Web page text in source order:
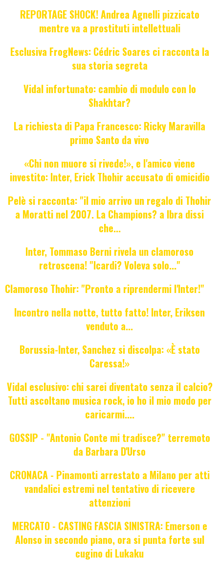
REPORTAGE SHOCK! Andrea Agnelli pizzicato
mentre va a prostituti intellettuali
Esclusiva FrogNews: Cédric Soares ci racconta la
sua storia segreta
Vidal infortunato: cambio di modulo con lo
Shakhtar?
La richiesta di Papa Francesco: Ricky Maravilla
primo Santo da vivo
«Chi non muore si rivede!», e l'amico viene
investito: Inter, Erick Thohir accusato di omicidio
Pelè si racconta: "il mio arrivo un regalo di Thohir
a Moratti nel 2007. La Champions? a Ibra dissi
che...
Inter, Tommaso Berni rivela un clamoroso
retroscena! "Icardi? Voleva solo..."
Clamoroso Thohir: "Pronto a riprendermi l'Inter!"
Incontro nella notte, tutto fatto! Inter, Eriksen
venduto a...
Borussia-Inter, Sanchez si discolpa: «È stato
Caressa!»
Vidal esclusivo: chi sarei diventato senza il calcio?
Tutti ascoltano musica rock, io ho il mio modo per
caricarmi....
GOSSIP - "Antonio Conte mi tradisce?" terremoto
da Barbara D'Urso
CRONACA - Pinamonti arrestato a Milano per atti
vandalici estremi nel tentativo di ricevere
attenzioni
MERCATO - CASTING FASCIA SINISTRA: Emerson e
Alonso in secondo piano, ora si punta forte sul
cugino di Lukaku